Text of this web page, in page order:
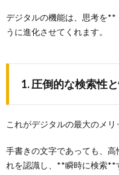
デジタルの機能は、思考を
うに進化させてくれます。
1. 圧倒的な検索性
これがデジタルの最大のメリ
手書きの文字であっても、
れを認識し、**瞬時に検索**